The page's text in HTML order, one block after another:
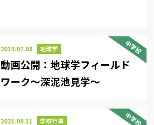
中学校
2019.07.08 地球学
動画公開：地球学フィールド
ワーク～深泥池見学～
中学校
2021.08.31 学校行事